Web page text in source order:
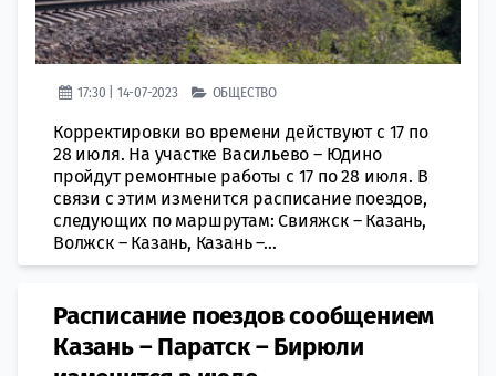
17:30 | 14-07-2023 ОБЩЕСТВО
Корректировки во времени действуют с 17 по
28 июля. На участке Васильево – Юдино
пройдут ремонтные работы с 17 по 28 июля. В
связи с этим изменится расписание поездов,
следующих по маршрутам: Свияжск – Казань,
Волжск – Казань, Казань –...
Расписание поездов сообщением
Казань – Паратск – Бирюли